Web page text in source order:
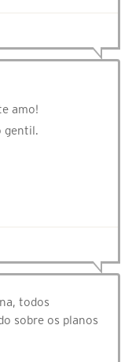
amo!
gentil.
todos
sobre os planos